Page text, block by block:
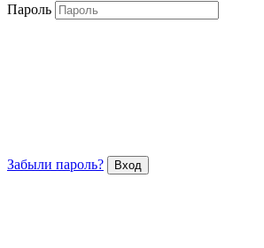
Пароль
Забыли пароль?